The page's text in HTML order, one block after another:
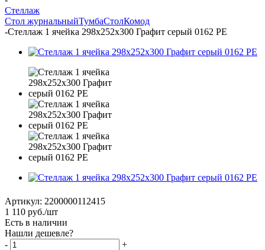
Стеллаж
Стол журнальныйТумбаСтолКомод
-Стеллаж 1 ячейка 298х252х300 Графит серый 0162 РЕ
Артикул: 2200000112415
1 110 руб./шт
Есть в наличии
Нашли дешевле?
-
+